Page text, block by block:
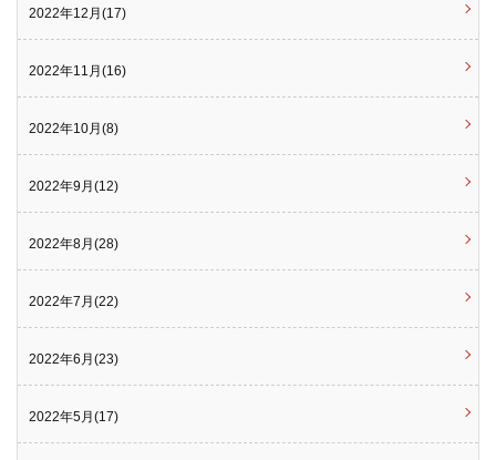
2022年12月(17)
2022年11月(16)
2022年10月(8)
2022年9月(12)
2022年8月(28)
2022年7月(22)
2022年6月(23)
2022年5月(17)